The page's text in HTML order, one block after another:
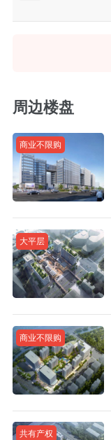
周边楼盘
商业不限购
大平层
商业不限购
共有产权